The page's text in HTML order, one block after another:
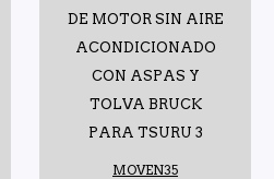
DE MOTOR SIN AIRE
ACONDICIONADO
CON ASPAS Y
TOLVA BRUCK
PARA TSURU 3
MOVEN35